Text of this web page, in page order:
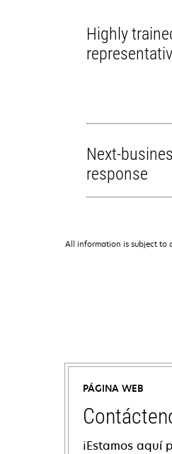
Highly
Next-
response
All information is subject to
PÁGINA WEB
¡Estamos aquí